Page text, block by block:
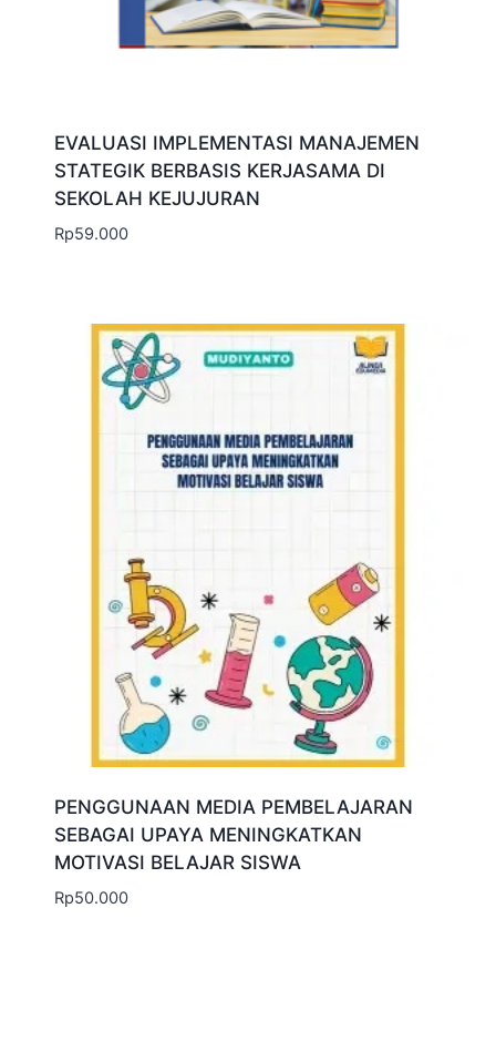
EVALUASI IMPLEMENTASI MANAJEMEN
STATEGIK BERBASIS KERJASAMA DI
SEKOLAH KEJUJURAN
Rp59.000
PENGGUNAAN MEDIA PEMBELAJARAN
SEBAGAI UPAYA MENINGKATKAN
MOTIVASI BELAJAR SISWA
Rp50.000